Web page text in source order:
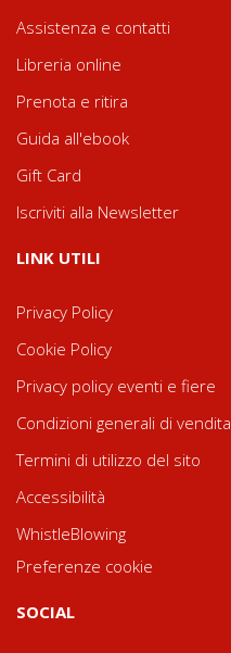
Assistenza e contatti
Libreria online
Prenota e ritira
Guida all'ebook
Gift Card
Iscriviti alla Newsletter
LINK UTILI
Privacy Policy
Cookie Policy
Privacy policy eventi e fiere
Condizioni generali di vendita
Termini di utilizzo del sito
Accessibilità
WhistleBlowing
Preferenze cookie
SOCIAL